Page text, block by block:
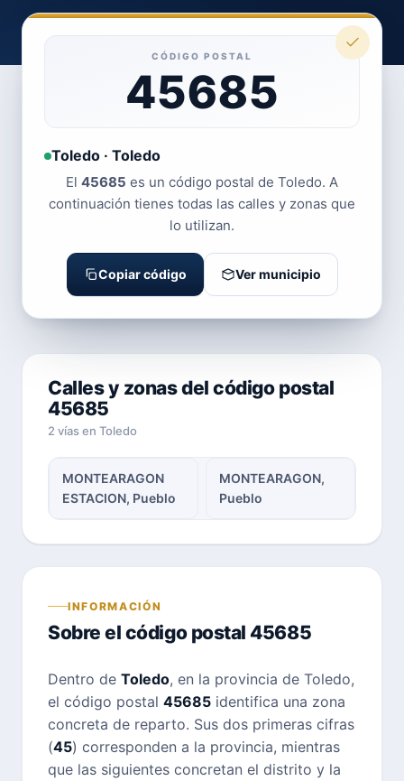
CÓDIGO POSTAL
45685
Toledo · Toledo
El 45685 es un código postal de Toledo. A
continuación tienes todas las calles y zonas que
lo utilizan.
Copiar código Ver municipio
Calles y zonas del código postal
45685
2 vías en Toledo
MONTEARAGON
ESTACION, Pueblo
MONTEARAGON,
Pueblo
INFORMACIÓN
Sobre el código postal 45685
Dentro de Toledo, en la provincia de Toledo,
el código postal 45685 identifica una zona
concreta de reparto. Sus dos primeras cifras
(45) corresponden a la provincia, mientras
que las siguientes concretan el distrito y la